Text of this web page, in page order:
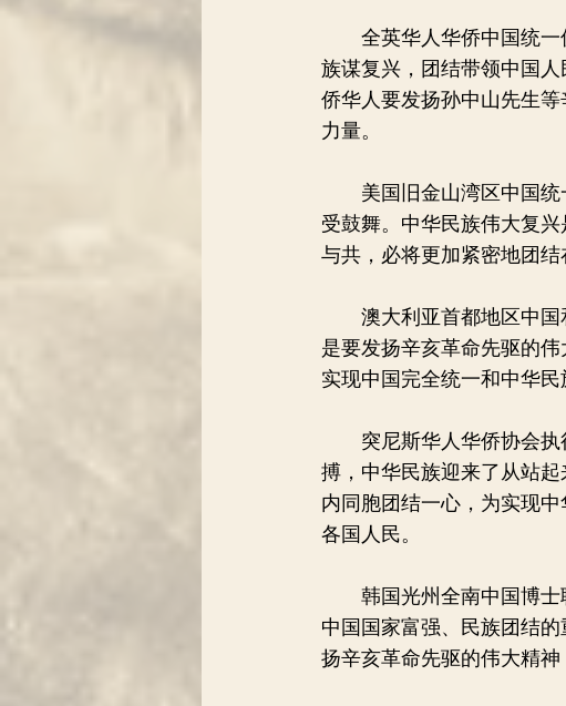
全英华人华侨中国统一
族谋复兴，团结带领中国
侨华人要发扬孙中山先生
力量。
美国旧金山湾区中国统
受鼓舞。中华民族伟大复
与共，必将更加紧密地团结
澳大利亚首都地区中国
是要发扬辛亥革命先驱的
实现中国完全统一和中华民
突尼斯华人华侨协会执
搏，中华民族迎来了从站
内同胞团结一心，为实现
各国人民。
韩国光州全南中国博士
中国国家富强、民族团结
扬辛亥革命先驱的伟大精神